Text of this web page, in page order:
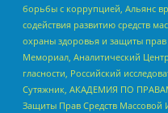
борьбы с коррупцией, Альянс
содействия развитию средств
охраны здоровья и защиты
Мемориал, Аналитический
гласности, Российский
Сутяжник, АКАДЕМИЯ ПО ПРАВАМ
Защиты Прав Средств Массовой